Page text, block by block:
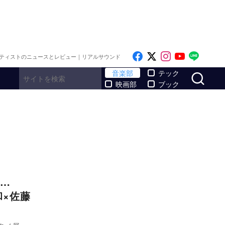
ィストのニュースとレビュー｜リアルサウンド Like on Facebook
Follow on x
Follow on
Follow
音楽部
映画部
テック
ブック
佐藤